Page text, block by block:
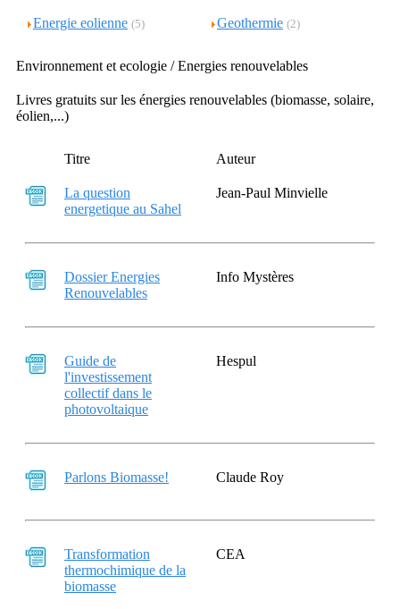
Energie eolienne (5) Geothermie (2)
Environnement et ecologie / Energies renouvelables
Livres gratuits sur les énergies renouvelables (biomasse, solaire,
éolien,...)
Titre Auteur
La question
energetique au Sahel
Jean-Paul Minvielle
Dossier Energies
Renouvelables
Info Mystères
Guide de
l'investissement
collectif dans le
photovoltaique
Hespul
Parlons Biomasse! Claude Roy
Transformation
thermochimique de la
biomasse
CEA